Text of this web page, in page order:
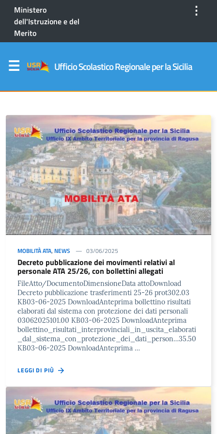
Ministero
dell'Istruzione e del
Merito
⋮
Ufficio Scolastico Regionale per la Sicilia
MOBILITÀ ATA, NEWS 03/06/2025
Decreto pubblicazione dei movimenti relativi al
personale ATA 25/26, con bollettini allegati
FileAtto/DocumentoDimensioneData attoDownload
Decreto pubblicazione trasferimenti 25-26 prot302.03
KB03-06-2025 DownloadAnteprima bollettino risultati
elaborati dal sistema con protezione dei dati personali
03062025101.00 KB03-06-2025 DownloadAnteprima
bollettino_risultati_interprovinciali_in_uscita_elaborati
_dal_sistema_con_protezione_dei_dati_person…35.50
KB03-06-2025 DownloadAnteprima …
LEGGI DI PIÙ